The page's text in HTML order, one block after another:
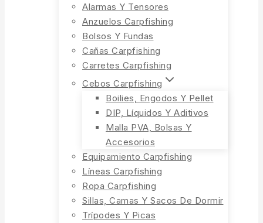
Alarmas Y Tensores
Anzuelos Carpfishing
Bolsos Y Fundas
Cañas Carpfishing
Carretes Carpfishing
Cebos Carpfishing
Boilies, Engodos Y Pellet
DIP, Líquidos Y Aditivos
Malla PVA, Bolsas Y
Accesorios
Equipamiento Carpfishing
Líneas Carpfishing
Ropa Carpfishing
Sillas, Camas Y Sacos De Dormir
Trípodes Y Picas